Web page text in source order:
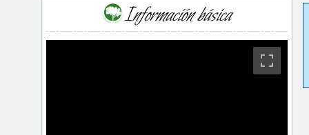
Información básica